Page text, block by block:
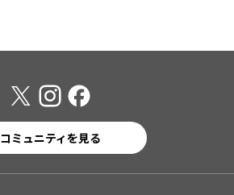
コミュニティを見る